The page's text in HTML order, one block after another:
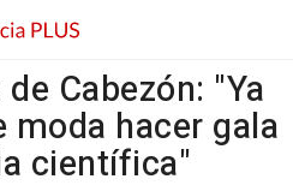
Cabezón: "Ya
moda hacer gala
científica"